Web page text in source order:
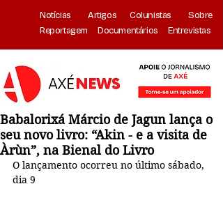
Notícias Artigos Colunistas
Sobre
Reportagem
Documentários Entrevistas
Babalorixá Márcio de Jagun lança o
seu novo livro: “Akin - e a visita de
Àrùn”, na Bienal do Livro
O lançamento ocorreu no último sábado,
dia 9